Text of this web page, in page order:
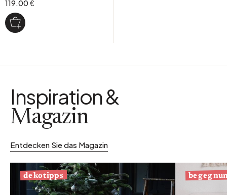
119.00 €
Inspiration &
Magazin
Entdecken Sie das Magazin
dekotipps